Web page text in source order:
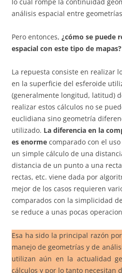
análisis espacial entre
Pero entonces, ¿cómo se puede
espacial con este tipo de mapas?
La repuesta consiste en realizar
en la superficie del esferoide
(generalmente longitud, latitud)
realizar estos cálculos no se
euclidiana sino geometría
utilizado. La diferencia en la
es enorme comparado con el
un simple cálculo de una
distancia de un punto a una
rectas, etc. viene dada por
mejor de los casos requieren
comparados con la simplicidad
se reduce a unas pocas
Esa ha sido la principal razón
manejo de geometrías y de
utilizan aún en la actualidad
cálculos y por lo tanto necesitan